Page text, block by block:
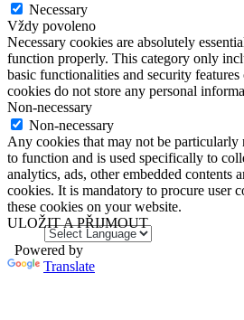
Necessary
Vždy povoleno
Necessary cookies are absolutely
function properly. This category only
basic functionalities and security
cookies do not store any personal
Non-necessary
Non-necessary
Any cookies that may not be particularly
to function and is used specifically to
analytics, ads, other embedded contents
cookies. It is mandatory to procure user
these cookies on your website.
ULOŽIT A PŘIJMOUT
Powered by
Translate